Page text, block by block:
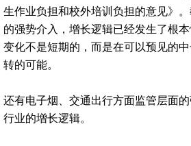
生作业负担和校外培训负担的意见》
的强势介入，增长逻辑已经发生了根
变化不是短期的，而是在可以预见的
转的可能。
还有电子烟、交通出行方面监管层面
行业的增长逻辑。